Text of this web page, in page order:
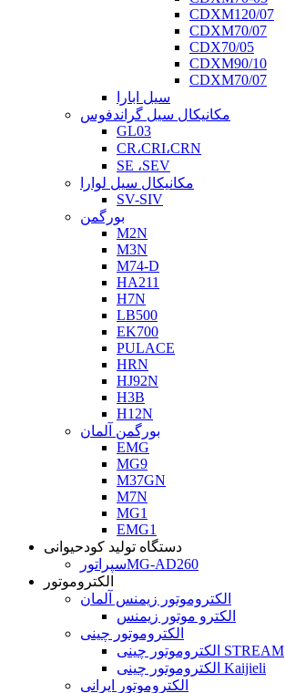
CDXM120/07
CDXM70/07
CDX70/05
CDXM90/10
CDXM70/07
سیل ابارا
مکانیکال سیل گراندفوس
GL03
CR،CRI،CRN
SE ،SEV
مکانیکال سیل لوارا
SV-SIV
بورگمن
M2N
M3N
M74-D
HA211
H7N
LB500
EK700
PULACE
HRN
HJ92N
H3B
H12N
بورگمن آلمان
EMG
MG9
M37GN
M7N
MG1
EMG1
دستگاه تولید کودحیوانی
سپراتورMG-AD260
الکتروموتور
الکتروموتور زیمنس آلمان
الکترو موتور زیمنس
الکتروموتور چینی
الکتروموتور چینی STREAM
الکتروموتور چینی Kaijieli
الکتروموتور ایرانی